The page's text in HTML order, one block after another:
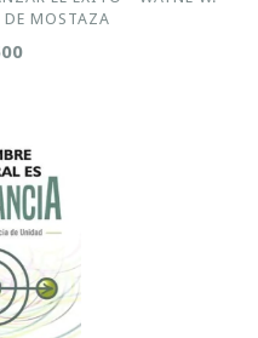
DE MOSTAZA